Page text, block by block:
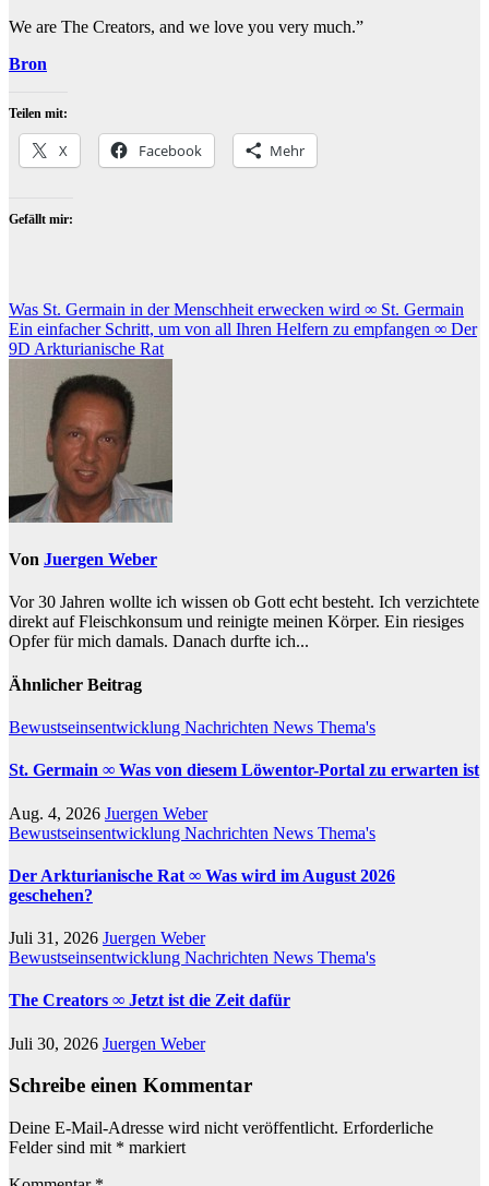
We are The Creators, and we love you very much.”
Bron
Teilen mit:
X Facebook Mehr
Gefällt mir:
Beitragsnavigation
Was St. Germain in der Menschheit erwecken wird ∞ St. Germain
Ein einfacher Schritt, um von all Ihren Helfern zu empfangen ∞ Der
9D Arkturianische Rat
Von Juergen Weber
Vor 30 Jahren wollte ich wissen ob Gott echt besteht. Ich verzichtete
direkt auf Fleischkonsum und reinigte meinen Körper. Ein riesiges
Opfer für mich damals. Danach durfte ich...
Ähnlicher Beitrag
Bewustseinsentwicklung Nachrichten News Thema's
St. Germain ∞ Was von diesem Löwentor-Portal zu erwarten ist
Aug. 4, 2026 Juergen Weber
Bewustseinsentwicklung Nachrichten News Thema's
Der Arkturianische Rat ∞ Was wird im August 2026
geschehen?
Juli 31, 2026 Juergen Weber
Bewustseinsentwicklung Nachrichten News Thema's
The Creators ∞ Jetzt ist die Zeit dafür
Juli 30, 2026 Juergen Weber
Schreibe einen Kommentar
Deine E-Mail-Adresse wird nicht veröffentlicht. Erforderliche
Felder sind mit * markiert